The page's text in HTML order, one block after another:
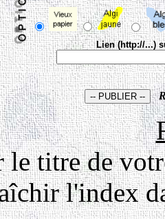
Lien (http://...)
titre de
l'index